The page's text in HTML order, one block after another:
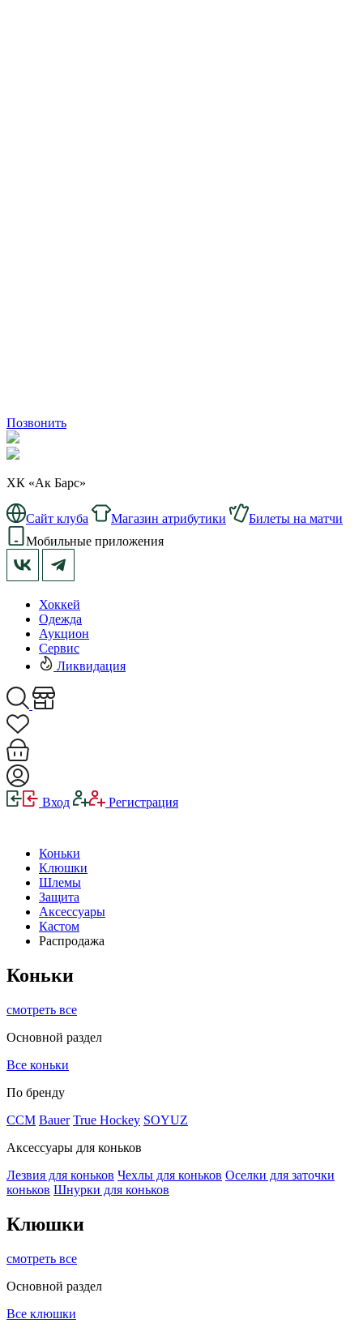
Позвонить
ХК «Ак Барс»
Сайт клуба Магазин атрибутики
Билеты на матчи
Мобильные приложения
Хоккей
Одежда
Аукцион
Сервис
Ликвидация
Вход Регистрация
Коньки
Клюшки
Шлемы
Защита
Аксессуары
Кастом
Распродажа
Коньки
смотреть все
Основной раздел
Все коньки
По бренду
ССМ Bauer True Hockey SOYUZ
Аксессуары для коньков
Лезвия для коньков Чехлы для коньков Оселки для заточки
коньков Шнурки для коньков
Клюшки
смотреть все
Основной раздел
Все клюшки